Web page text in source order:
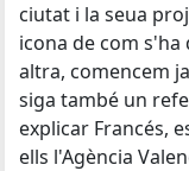
ciutat i la seua
icona de com
altra, comencem
siga també un
explicar Francés,
ells l'Agència